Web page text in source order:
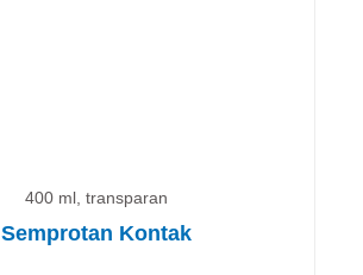
400 ml, transparan
Semprotan Kontak